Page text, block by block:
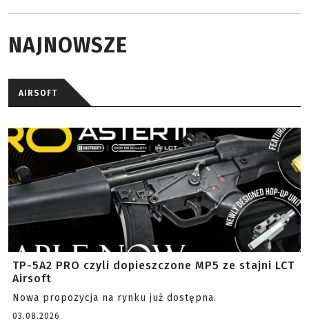
NAJNOWSZE
AIRSOFT
TP-5A2 PRO czyli dopieszczone MP5 ze stajni LCT
Airsoft
Nowa propozycja na rynku już dostępna.
03.08.2026